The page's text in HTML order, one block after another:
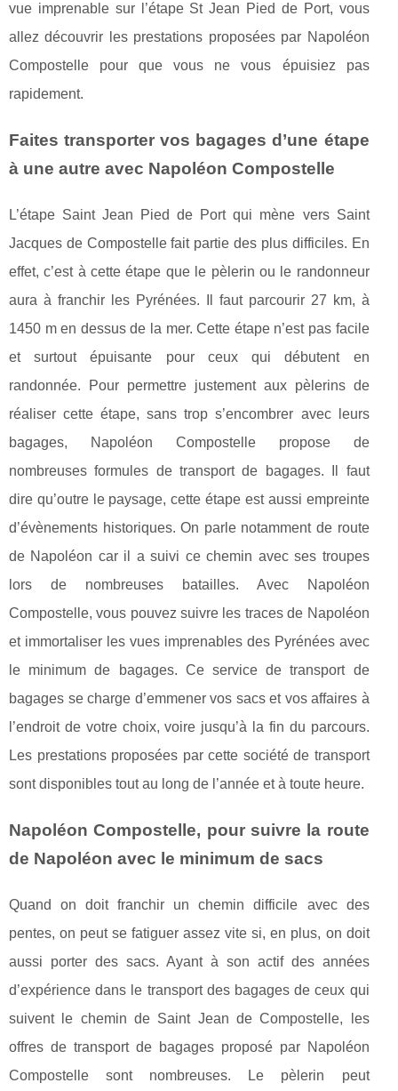
vue imprenable sur l’étape St Jean Pied de Port, vous
allez découvrir les prestations proposées par Napoléon
Compostelle pour que vous ne vous épuisiez pas
rapidement.
Faites transporter vos bagages d’une étape
à une autre avec Napoléon Compostelle
L’étape Saint Jean Pied de Port qui mène vers Saint
Jacques de Compostelle fait partie des plus difficiles. En
effet, c’est à cette étape que le pèlerin ou le randonneur
aura à franchir les Pyrénées. Il faut parcourir 27 km, à
1450 m en dessus de la mer. Cette étape n’est pas facile
et surtout épuisante pour ceux qui débutent en
randonnée. Pour permettre justement aux pèlerins de
réaliser cette étape, sans trop s’encombrer avec leurs
bagages, Napoléon Compostelle propose de
nombreuses formules de transport de bagages. Il faut
dire qu’outre le paysage, cette étape est aussi empreinte
d’évènements historiques. On parle notamment de route
de Napoléon car il a suivi ce chemin avec ses troupes
lors de nombreuses batailles. Avec Napoléon
Compostelle, vous pouvez suivre les traces de Napoléon
et immortaliser les vues imprenables des Pyrénées avec
le minimum de bagages. Ce service de transport de
bagages se charge d’emmener vos sacs et vos affaires à
l’endroit de votre choix, voire jusqu’à la fin du parcours.
Les prestations proposées par cette société de transport
sont disponibles tout au long de l’année et à toute heure.
Napoléon Compostelle, pour suivre la route
de Napoléon avec le minimum de sacs
Quand on doit franchir un chemin difficile avec des
pentes, on peut se fatiguer assez vite si, en plus, on doit
aussi porter des sacs. Ayant à son actif des années
d’expérience dans le transport des bagages de ceux qui
suivent le chemin de Saint Jean de Compostelle, les
offres de transport de bagages proposé par Napoléon
Compostelle sont nombreuses. Le pèlerin peut